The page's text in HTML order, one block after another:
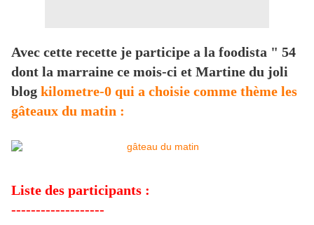
Avec cette recette je participe a la foodista " 54
dont la marraine ce mois-ci et Martine du joli
blog kilometre-0 qui a choisie comme thème les
gâteaux du matin :
Liste des participants :
-------------------